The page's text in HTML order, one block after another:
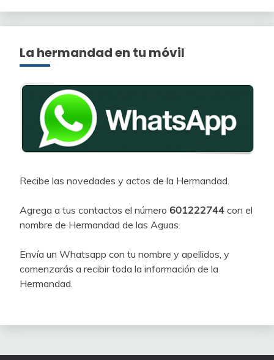
La hermandad en tu móvil
Recibe las novedades y actos de la Hermandad.
Agrega a tus contactos el número 601222744 con el
nombre de Hermandad de las Aguas.
Envía un Whatsapp con tu nombre y apellidos, y
comenzarás a recibir toda la información de la
Hermandad.